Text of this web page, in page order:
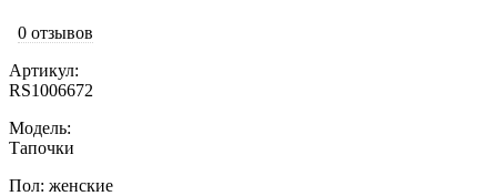
0 отзывов
Артикул:
RS1006672
Модель:
Тапочки
Пол: женские